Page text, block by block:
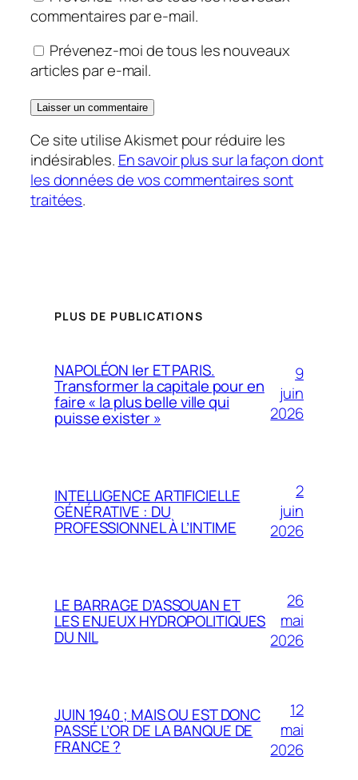
commentaires par e-mail.
Prévenez-moi de tous les nouveaux
articles par e-mail.
Ce site utilise Akismet pour réduire les
indésirables. En savoir plus sur la façon dont
les données de vos commentaires sont
traitées.
PLUS DE PUBLICATIONS
NAPOLÉON Ier ET PARIS.
Transformer la capitale pour en
faire « la plus belle ville qui
puisse exister »
9
juin
2026
INTELLIGENCE ARTIFICIELLE
GÉNÉRATIVE : DU
PROFESSIONNEL À L’INTIME
2
juin
2026
LE BARRAGE D’ASSOUAN ET
LES ENJEUX HYDROPOLITIQUES
DU NIL
26
mai
2026
JUIN 1940 ; MAIS OU EST DONC
PASSÉ L’OR DE LA BANQUE DE
FRANCE ?
12
mai
2026